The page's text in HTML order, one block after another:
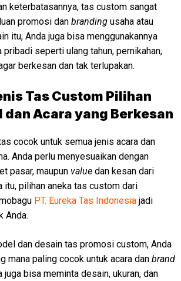
keterbatasannya, tas custom sangat
promosi dan branding usaha atau
itu, Anda juga bisa menggunakannya
pribadi seperti ulang tahun, pernikahan,
berkesan dan tak terlupakan.
Tas Custom Pilihan
dan Acara yang Berkesan
cocok untuk semua jenis acara dan
Anda perlu menyesuaikan dengan
pasar, maupun value dan kesan dari
itu, pilihan aneka tas custom dari
PT. Eureka Tas Indonesia jadi
Anda.
dan desain tas promosi custom, Anda
mana paling cocok untuk acara dan brand
juga bisa meminta desain, ukuran, dan